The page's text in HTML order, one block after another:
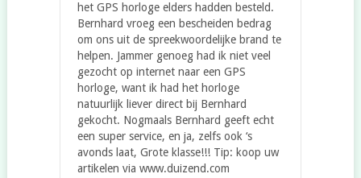
het GPS horloge elders hadden besteld.
Bernhard vroeg een bescheiden bedrag
om ons uit de spreekwoordelijke brand te
helpen. Jammer genoeg had ik niet veel
gezocht op internet naar een GPS
horloge, want ik had het horloge
natuurlijk liever direct bij Bernhard
gekocht. Nogmaals Bernhard geeft echt
een super service, en ja, zelfs ook ‘s
avonds laat, Grote klasse!!! Tip: koop uw
artikelen via www.duizend.com